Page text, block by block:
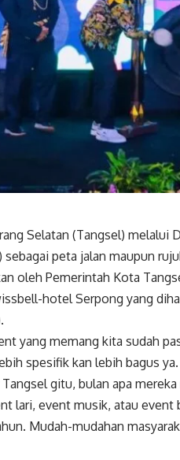
Selatan (Tangsel) melalui
peta jalan maupun
oleh Pemerintah Kota
hotel Serpong yang
yang memang kita sudah
spesifik kan lebih bagus
gitu, bulan apa
lari, event musik, atau event
Mudah-mudahan